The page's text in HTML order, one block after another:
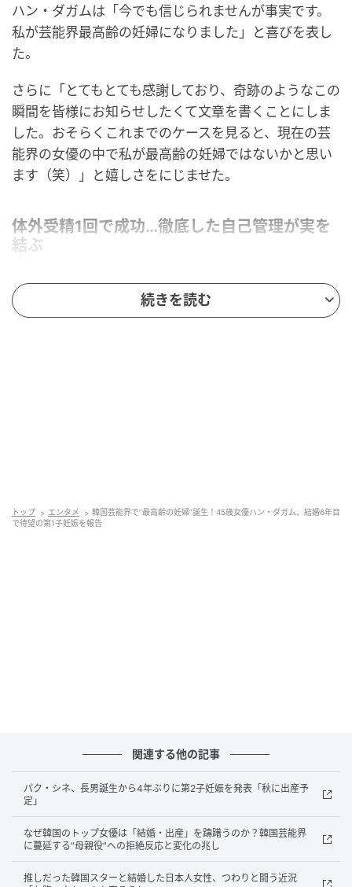
ハン・ダガムは「今でも信じられませんが事実です。
私が芸能界最高齢の妊婦になりました」と喜びを表し
た。
さらに「とてもとても感謝しており、奇跡のようなこの
瞬間を皆様にお知らせしたくて文章を書くことにしま
した。おそらくこれまでのケースを見ると、現在の芸
能界の女優の中で私が最高齢の妊婦ではないかと思い
ます（笑）」と嬉しさをにじませた。
体外受精1回で成功…徹底した自己管理が実を
結ぶ
続いて彼女は「この遅い時期に私に大きな祝福とプレ
ゼントをくださり、本当に本当に感謝しています。昨
年、演劇を終えてから、最高の状態で結果を得たくて
続きを読む
トップ エンタメ
韓国芸能界で“最高齢の妊婦”誕生！45歳女優ハン・ダガム、結婚6年目
で待望の第1子妊娠を報告
関連する他の記事
パク・シネ、長男誕生から4年ぶりに第2子妊娠を発表「秋に出産予
定」
なぜ韓国のトップ女優は「結婚・出産」を躊躇うのか？韓国芸能界
に蔓延する“母親役”への拒絶反応と変化の兆し
推しだった韓国スターと結婚した日本人女性、つわりと闘う近況